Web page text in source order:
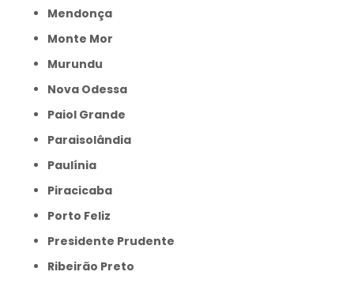
Mendonça
Monte Mor
Murundu
Nova Odessa
Paiol Grande
Paraisolândia
Paulínia
Piracicaba
Porto Feliz
Presidente Prudente
Ribeirão Preto